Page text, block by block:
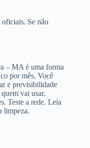
oficiais. Se não
– MA é uma forma
por mês. Você
e previsibilidade
vai usar.
Teste a rede. Leia
limpeza.